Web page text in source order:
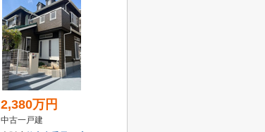
2,380万円
中古一戸建